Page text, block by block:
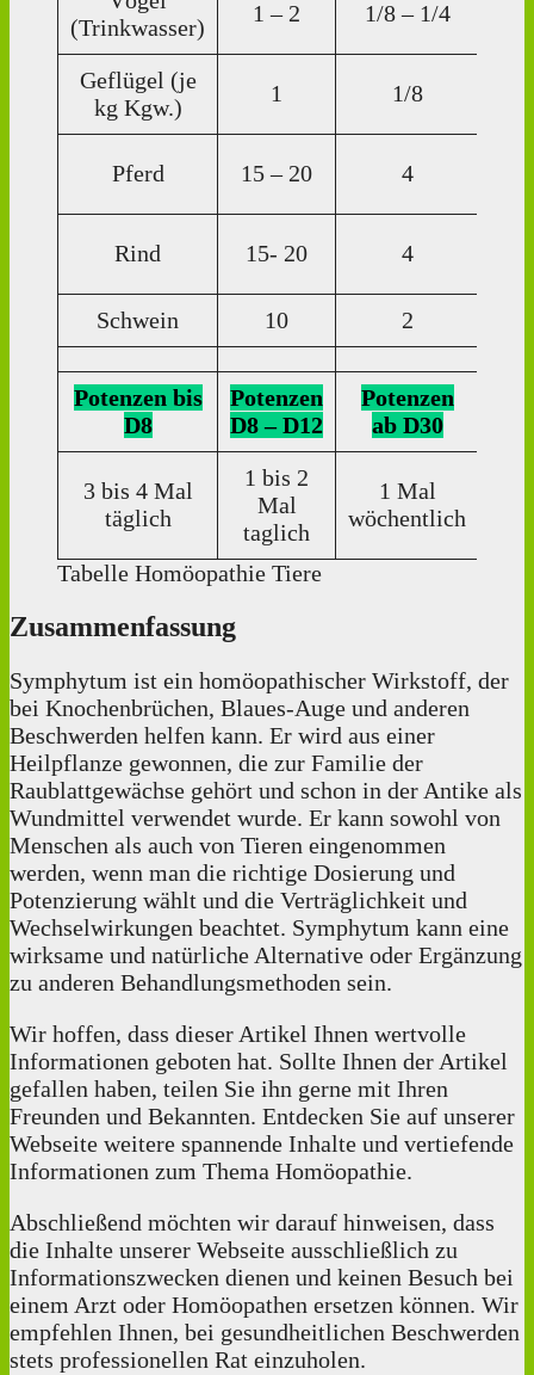
(Trinkwasser)
1 – 2 1/8 – 1/4
Geflügel (je
kg Kgw.)
1 1/8
Pferd 15 – 20 4
Rind 15- 20 4
Schwein
10 2
Potenzen bis
D8
Potenzen
D8 – D12
Potenzen
ab D30
3 bis 4 Mal
täglich
1 bis 2
Mal
taglich
1 Mal
wöchentlich
Tabelle Homöopathie Tiere
Zusammenfassung
Symphytum ist ein homöopathischer Wirkstoff, der
bei Knochenbrüchen, Blaues-Auge und anderen
Beschwerden helfen kann. Er wird aus einer
Heilpflanze gewonnen, die zur Familie der
Raublattgewächse gehört und schon in der Antike als
Wundmittel verwendet wurde. Er kann sowohl von
Menschen als auch von Tieren eingenommen
werden, wenn man die richtige Dosierung und
Potenzierung wählt und die Verträglichkeit und
Wechselwirkungen beachtet. Symphytum kann eine
wirksame und natürliche Alternative oder Ergänzung
zu anderen Behandlungsmethoden sein.
Wir hoffen, dass dieser Artikel Ihnen wertvolle
Informationen geboten hat. Sollte Ihnen der Artikel
gefallen haben, teilen Sie ihn gerne mit Ihren
Freunden und Bekannten. Entdecken Sie auf unserer
Webseite weitere spannende Inhalte und vertiefende
Informationen zum Thema Homöopathie.
Abschließend möchten wir darauf hinweisen, dass
die Inhalte unserer Webseite ausschließlich zu
Informationszwecken dienen und keinen Besuch bei
einem Arzt oder Homöopathen ersetzen können. Wir
empfehlen Ihnen, bei gesundheitlichen Beschwerden
stets professionellen Rat einzuholen.